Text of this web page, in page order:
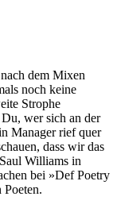
dem Mixen
noch keine
Strophe
wer sich an der
Manager rief quer
dass wir das
Williams in
bei »Def Poetry
Poeten.